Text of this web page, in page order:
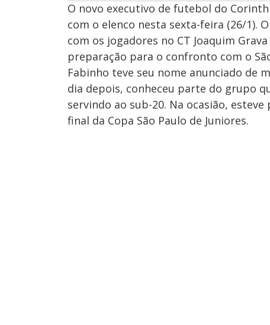
O novo executivo de futebol do
com o elenco nesta sexta-feira (26/1).
com os jogadores no CT Joaquim
preparação para o confronto com o
Fabinho teve seu nome anunciado de
dia depois, conheceu parte do grupo
servindo ao sub-20. Na ocasião,
final da Copa São Paulo de Juniores.